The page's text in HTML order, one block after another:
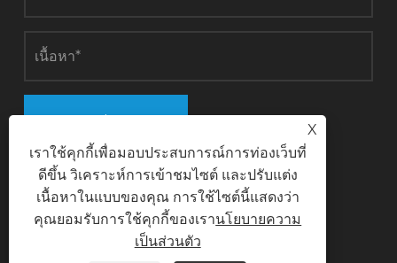
ส่ง
ติดต่อเรา
X
เราใช้คุกกี้เพื่อมอบประสบการณ์การท่องเว็บที่
ดีขึ้น วิเคราะห์การเข้าชมไซต์ และปรับแต่ง
เนื้อหาในแบบของคุณ การใช้ไซต์นี้แสดงว่า
คุณยอมรับการใช้คุกกี้ของเรานโยบายความ
เป็นส่วนตัว